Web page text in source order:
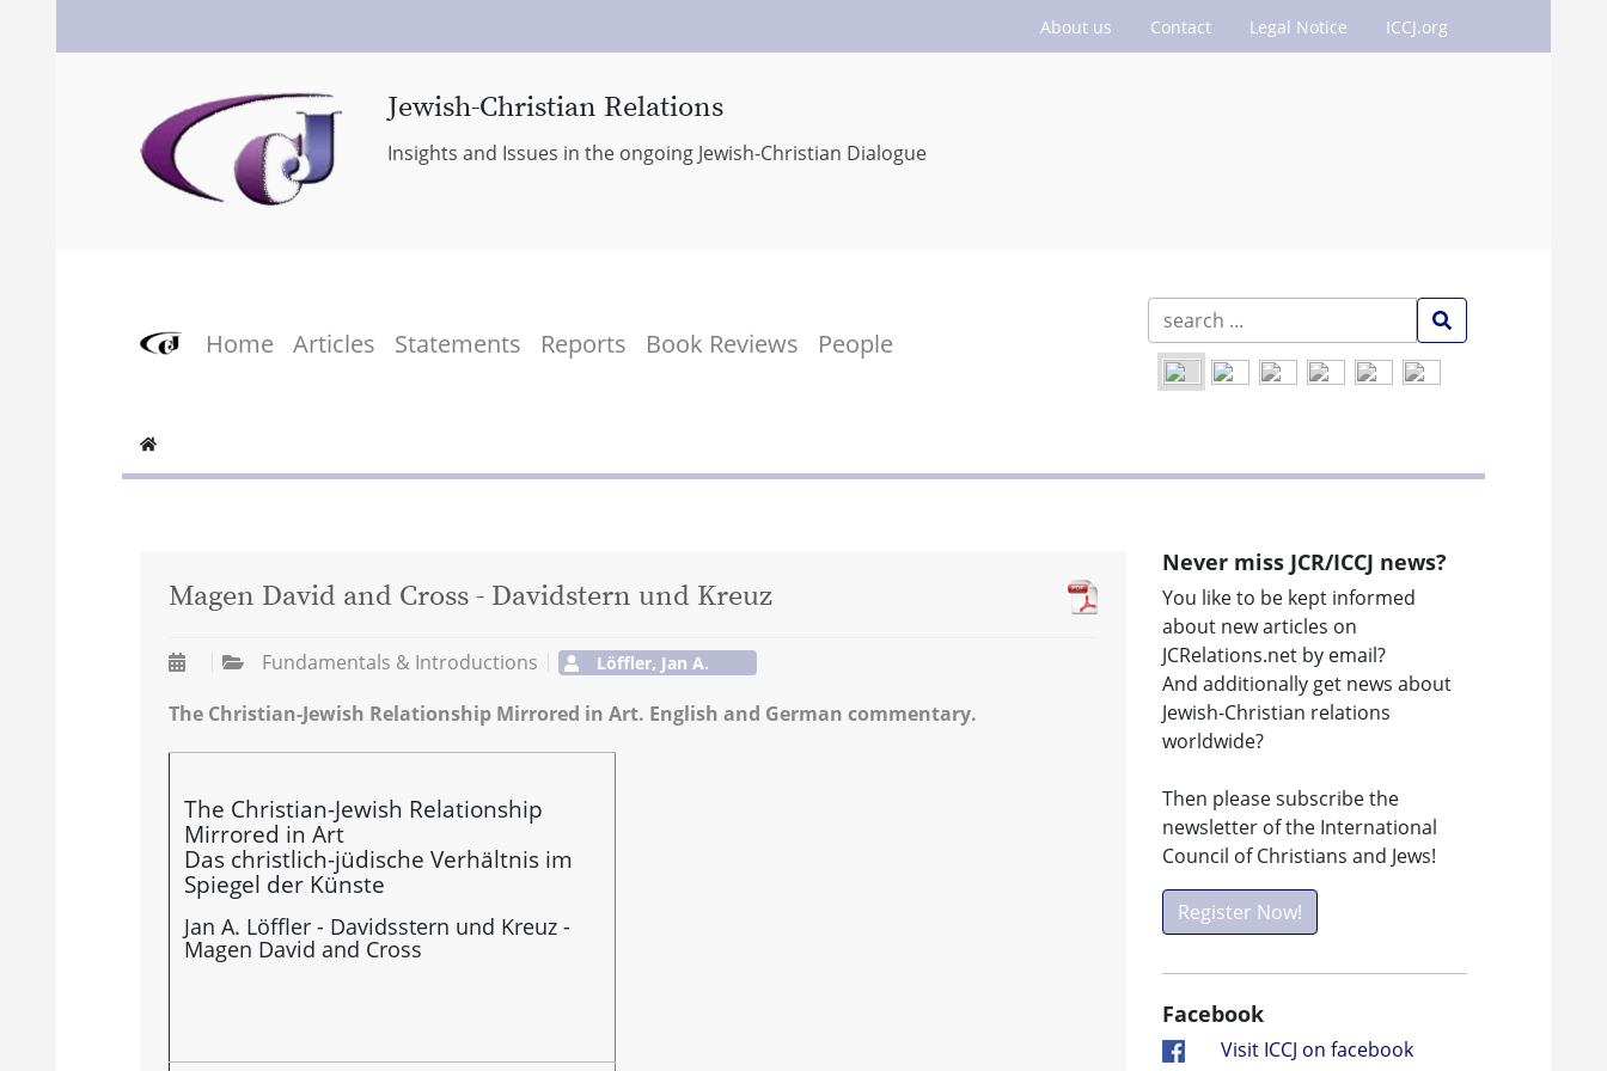
About us Contact Legal Notice ICCJ.org
Jewish-Christian Relations
Insights and Issues in the ongoing Jewish-Christian Dialogue
Home Articles Statements Reports Book Reviews People
Never miss JCR/ICCJ news?
You like to be kept informed
about new articles on
JCRelations.net by email?
And additionally get news about
Jewish-Christian relations
worldwide?
Then please subscribe the
newsletter of the International
Council of Christians and Jews!
Register Now!
Facebook
Visit ICCJ on facebook
Magen David and Cross - Davidstern und Kreuz
Fundamentals & Introductions Löffler, Jan A.
The Christian-Jewish Relationship Mirrored in Art. English and German commentary.
The Christian-Jewish Relationship
Mirrored in Art
Das christlich-jüdische Verhältnis im
Spiegel der Künste
Jan A. Löffler - Davidsstern und Kreuz -
Magen David and Cross